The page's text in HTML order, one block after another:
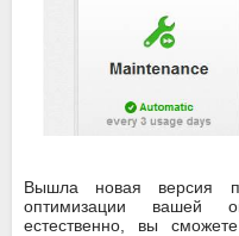
Вышла новая версия
оптимизации вашей
естественно, вы